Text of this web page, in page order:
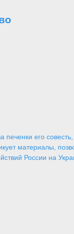
его
материалы,
России на